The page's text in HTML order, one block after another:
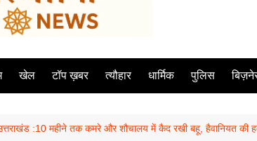
खेल टॉप ख़बर त्यौहार धार्मिक पुलिस
:10 महीने तक कमरे और शौचालय में कैद रखी बहू, हैवानियत की